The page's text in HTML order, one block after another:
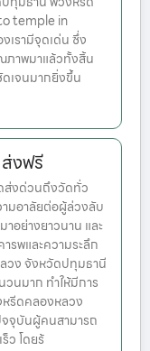
temple in
เรามีจุดเด่น ซึ่ง
ภาพมาแล้วทั้งสิ้น
เจนมากยิ่งขึ้น
งฟรี
ส่งด่วนถึงวัดทั่ว
มอาลัยต่อผู้ล่วงลับ
อย่างยาวนาน และ
รพและความระลึก
วง จังหวัดปทุมธานี
นมาก ทำให้มีการ
รีดคลองหลวง
จุบันผู้คนสามารถ
ว โดยร้